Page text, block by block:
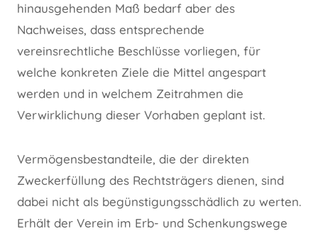
hinausgehenden Maß bedarf aber des
Nachweises, dass entsprechende
vereinsrechtliche Beschlüsse vorliegen, für
welche konkreten Ziele die Mittel angespart
werden und in welchem Zeitrahmen die
Verwirklichung dieser Vorhaben geplant ist.
Vermögensbestandteile, die der direkten
Zweckerfüllung des Rechtsträgers dienen, sind
dabei nicht als begünstigungsschädlich zu werten.
Erhält der Verein im Erb- und Schenkungswege